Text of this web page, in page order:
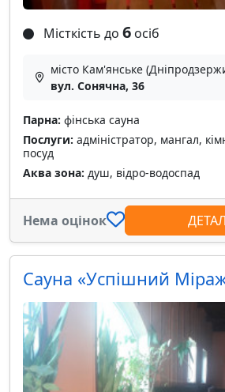
Місткість до 6 осіб
місто Кам'янське
вул. Сонячна, 36
Парна: фінська сауна
Послуги: адміністратор, мангал,
посуд
Аква зона: душ, відро-водоспад
Нема оцінок
Сауна «Успішний